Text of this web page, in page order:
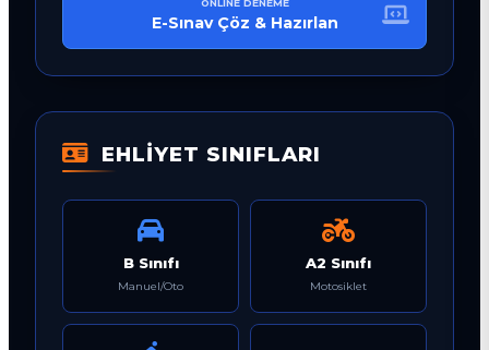
E-Sınav Çöz & Hazırlan
EHLİYET SINIFLARI
B Sınıfı
Manuel/Oto
A2 Sınıfı
Motosiklet